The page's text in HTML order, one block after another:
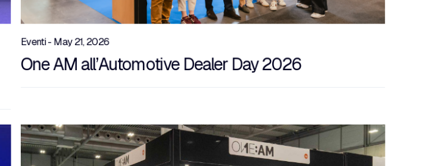
Eventi - May 21, 2026
One AM all’Automotive Dealer Day 2026